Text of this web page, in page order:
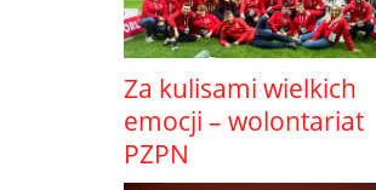
Za kulisami wielkich
emocji – wolontariat
PZPN